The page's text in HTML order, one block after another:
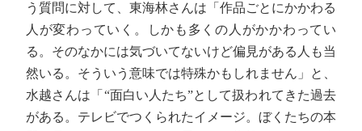
う質問に対して、東海林さんは「作品ごとにかかわる
人が変わっていく。しかも多くの人がかかわってい
る。そのなかには気づいてないけど偏見がある人も当
然いる。そういう意味では特殊かもしれません」と、
水越さんは「“面白い人たち”として扱われてきた過去
がある。テレビでつくられたイメージ。ぼくたちの本